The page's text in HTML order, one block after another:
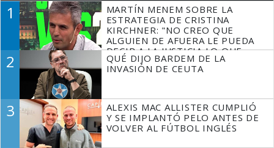
1
MARTÍN MENEM SOBRE LA
ESTRATEGIA DE CRISTINA
KIRCHNER: "NO CREO QUE
ALGUIEN DE AFUERA LE PUEDA
DECIR A LA JUSTICIA LO QUE
TIENE QUE HACER"
2
QUÉ DIJO BARDEM DE LA
INVASIÓN DE CEUTA
3
ALEXIS MAC ALLISTER CUMPLIÓ
Y SE IMPLANTÓ PELO ANTES DE
VOLVER AL FÚTBOL INGLÉS